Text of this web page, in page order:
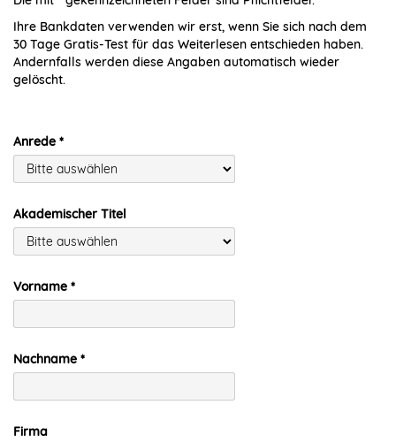
Ihre Bankdaten verwenden wir erst, wenn Sie sich nach dem
30 Tage Gratis-Test für das Weiterlesen entschieden haben.
Andernfalls werden diese Angaben automatisch wieder
gelöscht.
Anrede
Akademischer Titel
Vorname
Nachname
Firma